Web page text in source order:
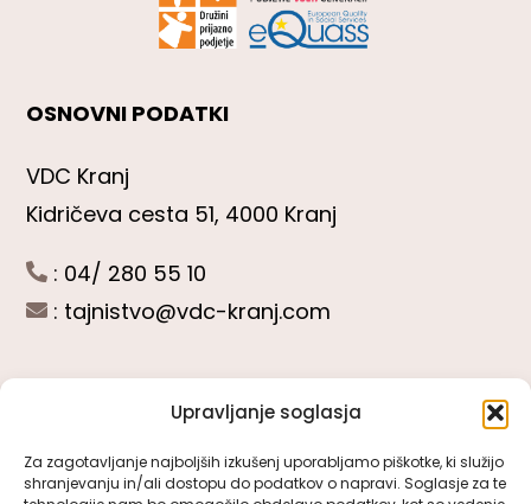
Upravljanje soglasja
Za zagotavljanje najboljših izkušenj uporabljamo piškotke, ki služijo
shranjevanju in/ali dostopu do podatkov o napravi. Soglasje za te
OSNOVNI PODATKI
VDC Kranj
Kidričeva cesta 51, 4000 Kranj
: 04/ 280 55 10
: tajnistvo@vdc-kranj.com
Toggle